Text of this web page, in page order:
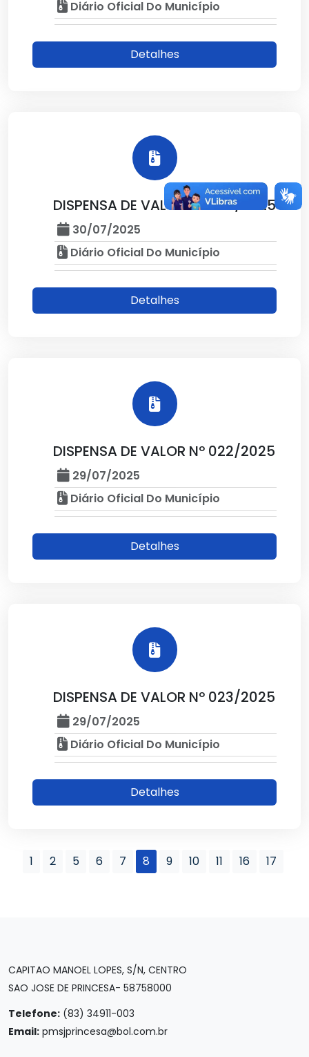
Diário Oficial Do Município
Detalhes
DISPENSA DE VALOR Nº 024/2025
30/07/2025
Diário Oficial Do Município
Detalhes
DISPENSA DE VALOR Nº 022/2025
29/07/2025
Diário Oficial Do Município
Detalhes
DISPENSA DE VALOR Nº 023/2025
29/07/2025
Diário Oficial Do Município
Detalhes
1 2 5 6 7 8 9 10 11 16 17
CAPITAO MANOEL LOPES, S/N, CENTRO
SAO JOSE DE PRINCESA- 58758000
Telefone: (83) 34911-003
Email: pmsjprincesa@bol.com.br